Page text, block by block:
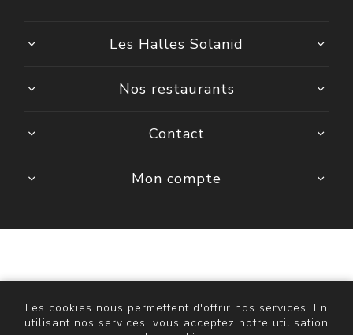
Les Halles Solanid
Nos restaurants
Contact
Mon compte
Powered bynopCommerce
Copyright © 2026 ASR Décathlon. Tous droits réservés.
Les cookies nous permettent d'offrir nos services. En
utilisant nos services, vous acceptez notre utilisation